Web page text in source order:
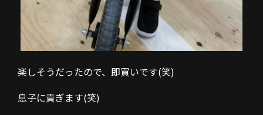
楽しそうだったので、即買いです(笑)
息子に貢ぎます(笑)